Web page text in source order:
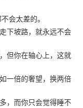
会太差的。
下坡路，就永远不会
但你在轴心上，这就
一倍的奢望，换两倍
，而你只会觉得睡不